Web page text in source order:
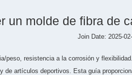
un molde de fibra de
Join Date: 2025-
peso, resistencia a la corrosión y
artículos deportivos. Esta guía